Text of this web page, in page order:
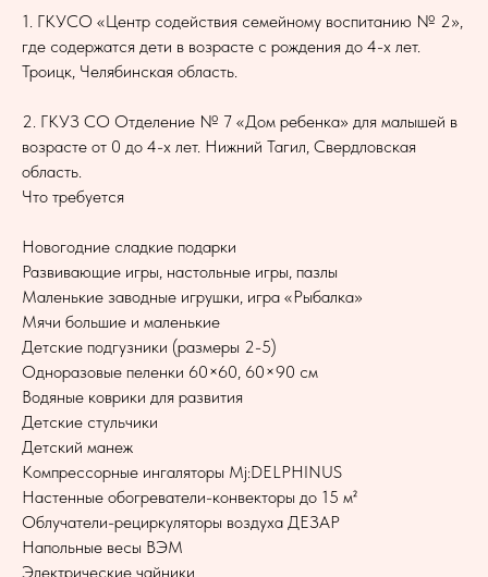
1. ГКУСО «Центр содействия семейному воспитанию № 2»,
где содержатся дети в возрасте с рождения до 4-х лет.
Троицк, Челябинская область.
2. ГКУЗ СО Отделение № 7 «Дом ребенка» для малышей в
возрасте от 0 до 4-х лет. Нижний Тагил, Свердловская
область.
Что требуется
Новогодние сладкие подарки
Развивающие игры, настольные игры, пазлы
Маленькие заводные игрушки, игра «Рыбалка»
Мячи большие и маленькие
Детские подгузники (размеры 2-5)
Одноразовые пеленки 60×60, 60×90 см
Водяные коврики для развития
Детские стульчики
Детский манеж
Компрессорные ингаляторы Mj:DELPHINUS
Настенные обогреватели-конвекторы до 15 м²
Облучатели-рециркуляторы воздуха ДЕЗАР
Напольные весы ВЭМ
Электрические чайники